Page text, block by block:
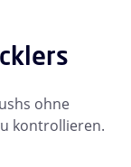
ohne
kontrollieren.